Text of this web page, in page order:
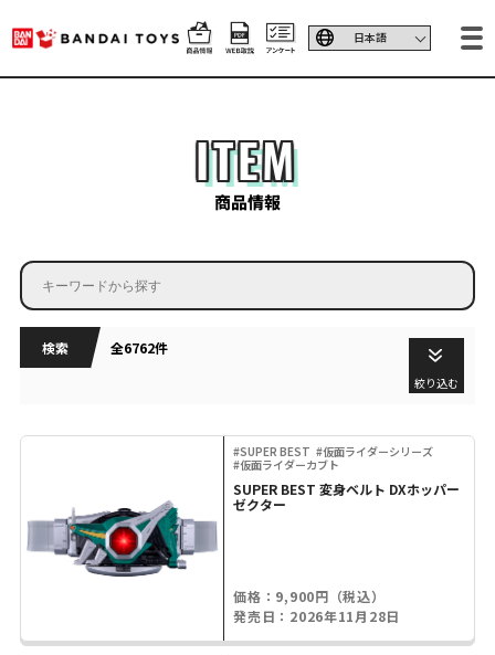
ITEM
商品情報
検索 全6762件
絞り込む
#SUPER BEST #仮面ライダーシリーズ
#仮面ライダーカブト
SUPER BEST 変身ベルト DXホッパー
ゼクター
価格：9,900円（税込）
発売日：2026年11月28日